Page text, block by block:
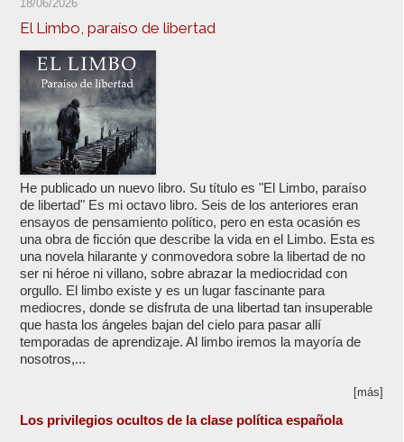
18/06/2026
El Limbo, paraíso de libertad
He publicado un nuevo libro. Su título es "El Limbo, paraíso
de libertad" Es mi octavo libro. Seis de los anteriores eran
ensayos de pensamiento político, pero en esta ocasión es
una obra de ficción que describe la vida en el Limbo. Esta es
una novela hilarante y conmovedora sobre la libertad de no
ser ni héroe ni villano, sobre abrazar la mediocridad con
orgullo. El limbo existe y es un lugar fascinante para
mediocres, donde se disfruta de una libertad tan insuperable
que hasta los ángeles bajan del cielo para pasar allí
temporadas de aprendizaje. Al limbo iremos la mayoría de
nosotros,...
[más]
Los privilegios ocultos de la clase política española